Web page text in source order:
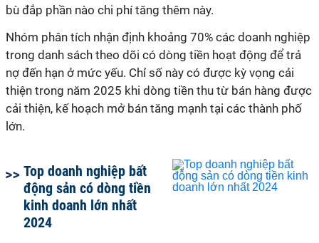
bù đắp phần nào chi phí tăng thêm này.
Nhóm phân tích nhận định khoảng 70% các doanh nghiệp
trong danh sách theo dõi có dòng tiền hoạt động để trả
nợ đến hạn ở mức yếu. Chỉ số này có được kỳ vọng cải
thiện trong năm 2025 khi dòng tiền thu từ bán hàng được
cải thiện, kế hoạch mở bán tăng mạnh tại các thành phố
lớn.
Top doanh nghiệp bất
động sản có dòng tiền
kinh doanh lớn nhất
2024